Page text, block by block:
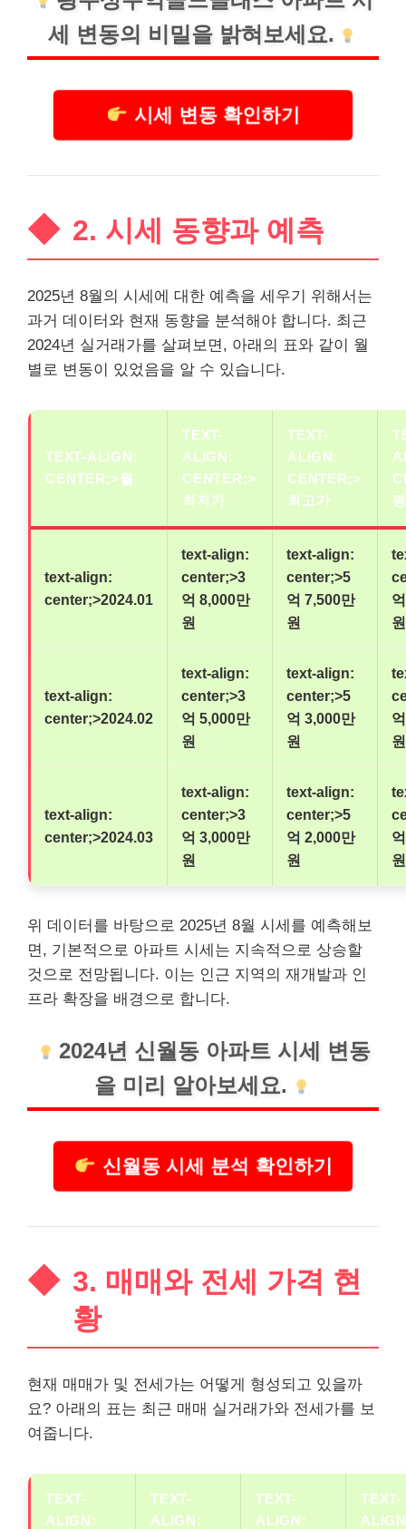
세 변동의 비밀을 밝혀보세요.
시세 변동 확인하기
2. 시세 동향과 예측
2025년 8월의 시세에 대한 예측을 세우기 위해서는
과거 데이터와 현재 동향을 분석해야 합니다. 최근
2024년 실거래가를 살펴보면, 아래의 표와 같이 월
별로 변동이 있었음을 알 수 있습니다.
TEXT-ALIGN:
CENTER;>월
TEXT-
ALIGN:
CENTER;>
최저가
TEXT-
ALIGN:
CENTER;>
최고가
text-align:
center;>2024.01
text-align:
center;>3
억 8,000만
원
text-align:
center;>5
억 7,500만
원
원
text-align:
center;>2024.02
text-align:
center;>3
억 5,000만
원
text-align:
center;>5
억 3,000만
원
원
text-align:
center;>2024.03
text-align:
center;>3
억 3,000만
원
text-align:
center;>5
억 2,000만
원
원
위 데이터를 바탕으로 2025년 8월 시세를 예측해보
면, 기본적으로 아파트 시세는 지속적으로 상승할
것으로 전망됩니다. 이는 인근 지역의 재개발과 인
프라 확장을 배경으로 합니다.
2024년 신월동 아파트 시세 변동
을 미리 알아보세요.
신월동 시세 분석 확인하기
3. 매매와 전세 가격 현
황
현재 매매가 및 전세가는 어떻게 형성되고 있을까
요? 아래의 표는 최근 매매 실거래가와 전세가를 보
여줍니다.
TEXT-
ALIGN:
TEXT-
ALIGN:
TEXT-
ALIGN:
TEXT-